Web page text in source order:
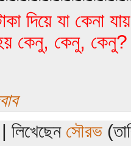
দিয়ে যা কেনা
কেনু, কেনু,
লিখেছেন সৌরভ